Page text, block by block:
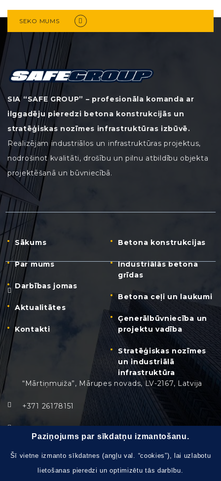
SEKO MUMS
SIA “SAFE GROUP” – profesionāla komanda ar
ilggadēju pieredzi betona konstrukcijās un
stratēģiskas nozīmes infrastruktūras izbūvē.
Realizējam industriālos un infrastruktūras projektus,
nodrošinot kvalitāti, drošību un pilnu atbildību objekta
projektēšanā un būvniecībā.
Sākums
Par mums
Darbības jomas
Aktualitātes
Kontakti
Betona konstrukcijas
Industriālās betona
grīdas
Betona ceļi un laukumi
Ģenerālbūvniecība un
projektu vadība
Stratēģiskas nozīmes
un industriālā
infrastruktūra
“Mārtiņmuiža”, Mārupes novads, LV-2167, Latvija
+371 26178151
info@safegroup.lv
Pirmdiena - Piektdiena: 8:30 – 17:30
Brīvdienas, svētku dienas: slēgts
Paziņojums par sīkdatņu izmantošanu.
Šī vietne izmanto sīkdatnes (angļu val. “cookies”), lai uzlabotu
lietošanas pieredzi un optimizētu tās darbību.